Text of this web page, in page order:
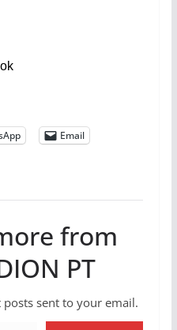
Email
from
PT
sent to your email.